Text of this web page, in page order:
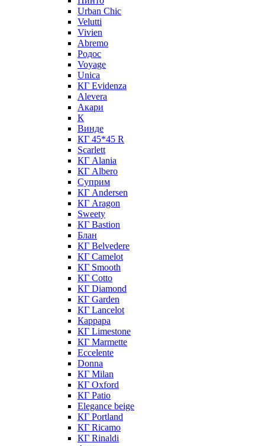
Urban Chic
Velutti
Vivien
Abremo
Родос
Voyage
Unica
КГ Evidenza
Alevera
Акари
К
Винде
КГ 45*45 R
Scarlett
КГ Alania
КГ Albero
Суприм
КГ Andersen
КГ Aragon
Sweety
КГ Bastion
Блан
КГ Belvedere
КГ Camelot
КГ Smooth
КГ Cotto
КГ Diamond
КГ Garden
КГ Lancelot
Каррара
КГ Limestone
КГ Marmette
Eccelente
Donna
КГ Milan
КГ Oxford
КГ Patio
Elegance beige
КГ Portland
КГ Ricamo
КГ Rinaldi